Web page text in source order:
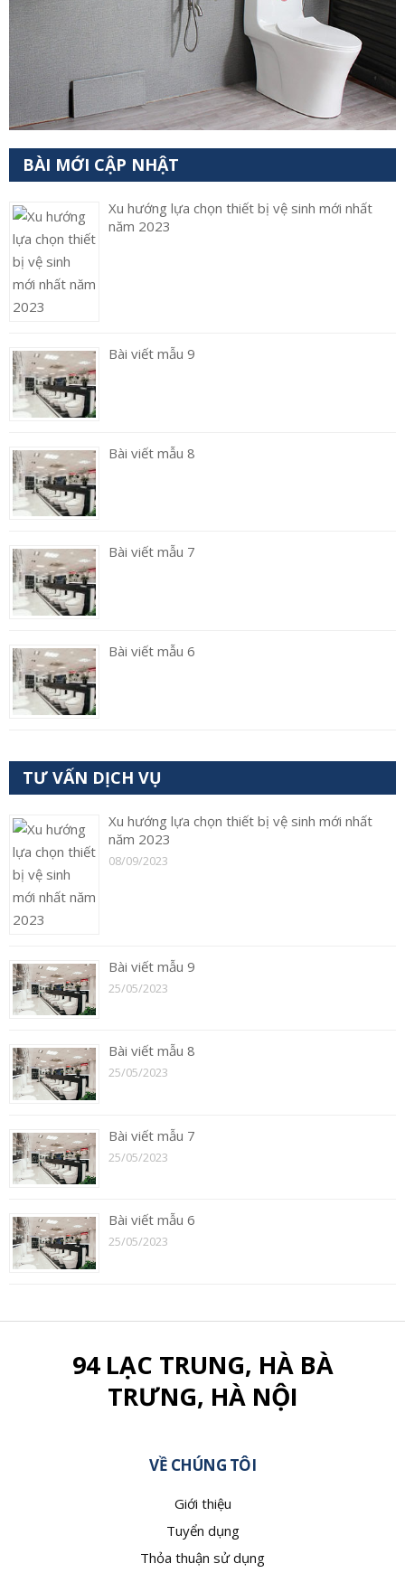
BÀI MỚI CẬP NHẬT
Xu hướng lựa chọn thiết bị vệ sinh mới nhất
năm 2023
Bài viết mẫu 9
Bài viết mẫu 8
Bài viết mẫu 7
Bài viết mẫu 6
TƯ VẤN DỊCH VỤ
Xu hướng lựa chọn thiết bị vệ sinh mới nhất
năm 2023
08/09/2023
Bài viết mẫu 9
25/05/2023
Bài viết mẫu 8
25/05/2023
Bài viết mẫu 7
25/05/2023
Bài viết mẫu 6
25/05/2023
94 LẠC TRUNG, HÀ BÀ
TRƯNG, HÀ NỘI
VỀ CHÚNG TÔI
Giới thiệu
Tuyển dụng
Thỏa thuận sử dụng